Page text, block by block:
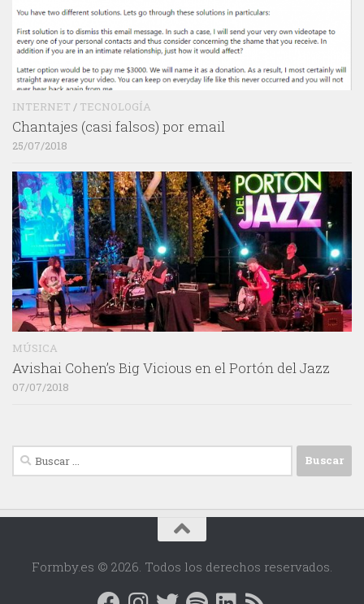
INTERNET / TECNOLOGÍA
Chantajes (casi falsos) por email
25/07/2018
MÚSICA
Avishai Cohen’s Big Vicious en el Portón del Jazz
07/07/2018
Buscar:
Formby.es © 2026. Todos los derechos reservados.